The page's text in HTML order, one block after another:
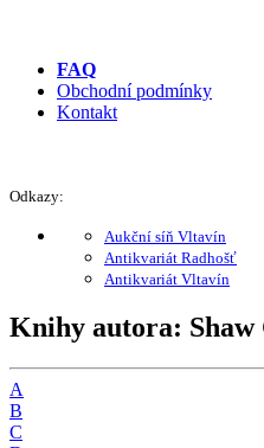
FAQ
Obchodní podmínky
Kontakt
Odkazy:
Aukční síň Vltavín
Antikvariát Radhošť
Antikvariát Vltavín
Knihy autora: Shaw
A
B
C